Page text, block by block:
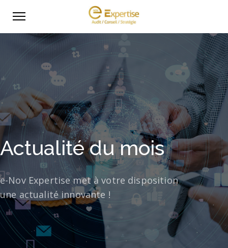
Actualité du mois
e-Nov Expertise met à votre disposition
une actualité innovante !